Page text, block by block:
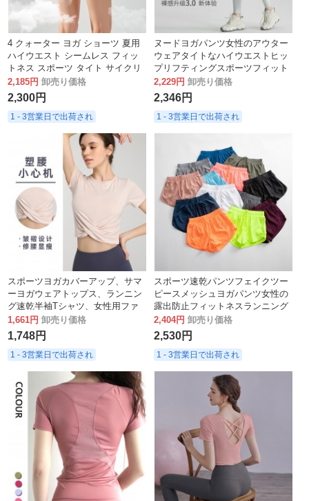
4 クォーター ヨガ ショーツ 夏用
ハイウエスト シームレス フィッ
トネス スポーツ タイト サイクリ
ング ヨガ パンツ
2,185円 卸売り価格
2,300円
1 - 3営業日で出荷され
ヌードヨガパンツ女性のアウター
ウェアタイトなハイウエストヒッ
プリフティングスポーツフィット
ネスパンツポケット秋の女性のヨ
ガウェア
2,229円 卸売り価格
2,346円
1 - 3営業日で出荷され
スポーツヨガカバーアップ、サマ
ーヨガウェアトップス、ランニン
グ速乾半袖Tシャツ、女性用ファ
ッショナブルなフィットネスウェ
ア
1,661円 卸売り価格
1,748円
1 - 3営業日で出荷され
スポーツ速乾パンツフェイクツー
ピースメッシュヨガパンツ女性の
露出防止フィットネスランニング
弾性ショーツスポーツパンツ
2,404円 卸売り価格
2,530円
1 - 3営業日で出荷され